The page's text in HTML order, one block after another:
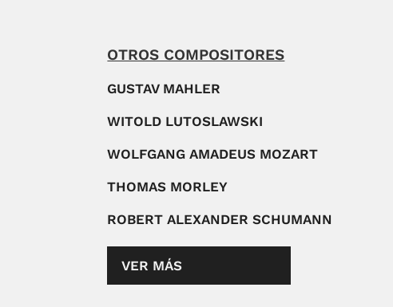
OTROS COMPOSITORES
GUSTAV MAHLER
WITOLD LUTOSLAWSKI
WOLFGANG AMADEUS MOZART
THOMAS MORLEY
ROBERT ALEXANDER SCHUMANN
VER MÁS